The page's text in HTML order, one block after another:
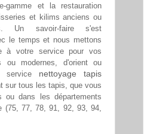
gamme et la restauration
et kilims anciens ou
Un savoir-faire s'est
le temps et nous mettons
à votre service pour vos
ou modernes, d'orient ou
service nettoyage tapis
sur tous les tapis, que vous
ou dans les départements
(75, 77, 78, 91, 92, 93, 94,